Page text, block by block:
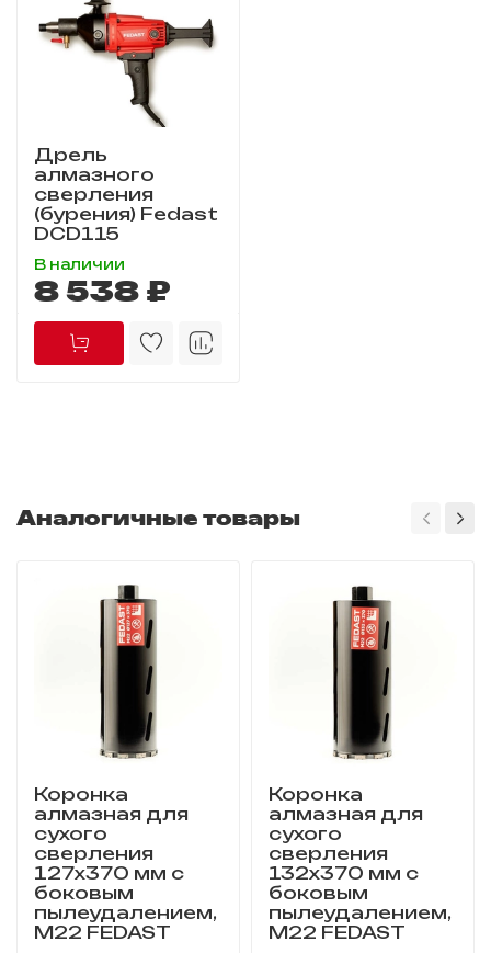
Дрель
алмазного
сверления
(бурения) Fedast
DCD115
В наличии
8 538 ₽
Аналогичные товары
Коронка
алмазная для
сухого
сверления
127х370 мм с
боковым
пылеудалением,
M22 FEDAST
Коронка
алмазная для
сухого
сверления
132х370 мм с
боковым
пылеудалением,
M22 FEDAST